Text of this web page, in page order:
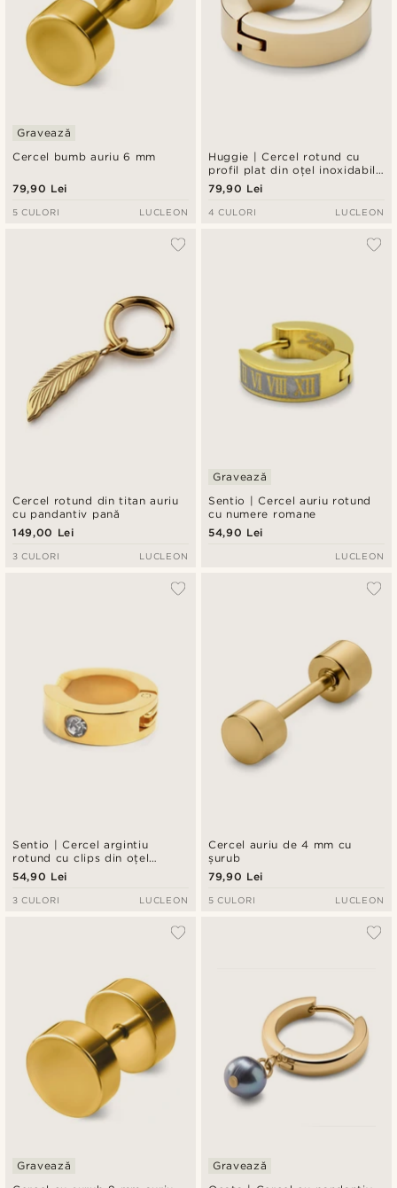
Cercel bumb auriu 6 mm
Gravează
79,90 Lei
5 CULORI LUCLEON
Huggie | Cercel rotund cu
profil plat din oțel inoxidabil
auriu de 8 mm
79,90 Lei
4 CULORI LUCLEON
Cercel rotund din titan auriu
cu pandantiv pană
149,00 Lei
3 CULORI LUCLEON
Sentio | Cercel auriu rotund
cu numere romane
Gravează
54,90 Lei
LUCLEON
Sentio | Cercel argintiu
rotund cu clips din oțel
chirurgical și zirconiu
54,90 Lei
3 CULORI LUCLEON
Cercel auriu de 4 mm cu
șurub
79,90 Lei
5 CULORI LUCLEON
Gravează Gravează